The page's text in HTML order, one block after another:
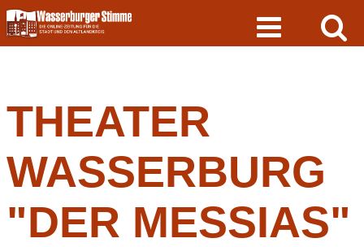
Skip
to
content
THEATER
WASSERBURG
"DER MESSIAS"